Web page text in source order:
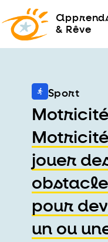
a
& Rêve
Sport
Motricité
jouer
pour
un ou